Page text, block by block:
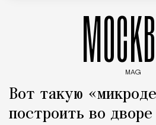
MAG
Вот такую
построить во